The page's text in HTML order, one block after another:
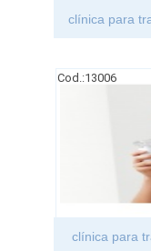
clínica para
Cod.:13006
clínica para